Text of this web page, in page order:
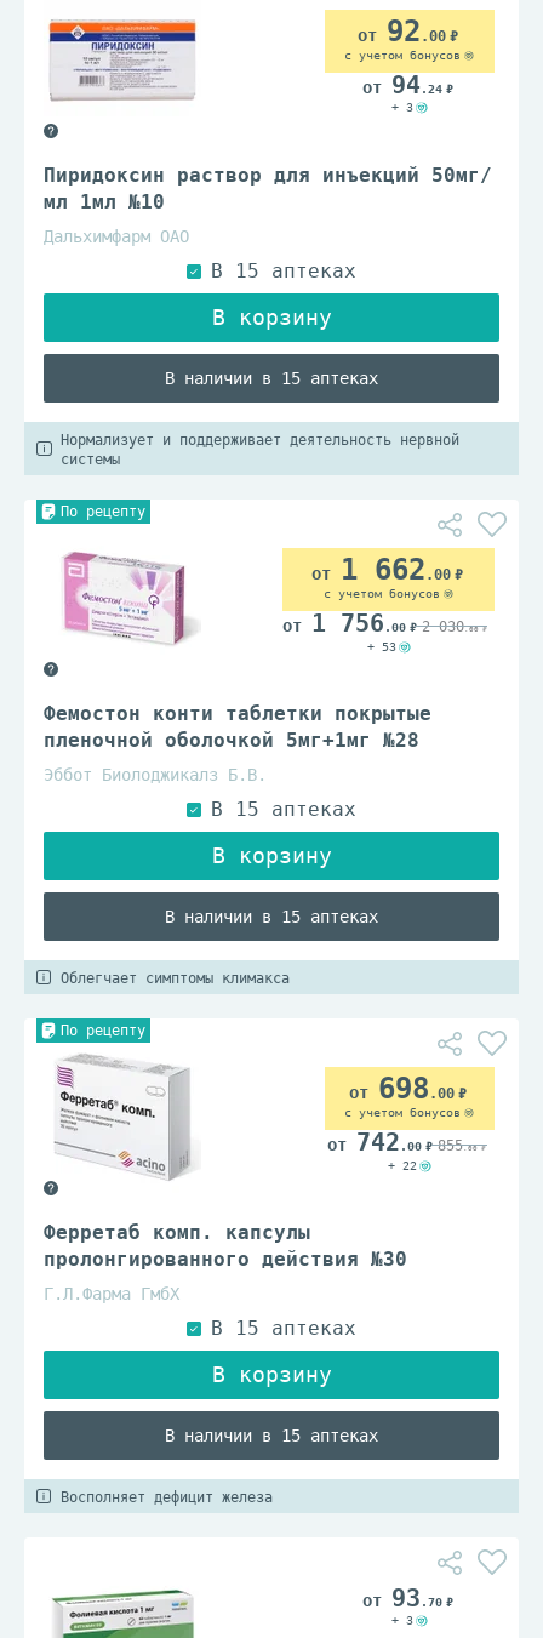
Пиридоксин раствор для инъекций 50мг/
мл 1мл №10
Дальхимфарм ОАО
В наличии в 15 аптеках
92 .00
с учетом бонусов
94.24
+ 3
Нормализует и поддерживает деятельность нервной
системы
По рецепту
Фемостон конти таблетки покрытые
пленочной оболочкой 5мг+1мг №28
Эббот Биолоджикалз Б.В.
В наличии в 15 аптеках
1 662 .00
с учетом бонусов
1 756 .00 2 030.00
+ 53
Облегчает симптомы климакса
По рецепту
Ферретаб комп. капсулы
пролонгированного действия №30
Г.Л.Фарма ГмбХ
В наличии в 15 аптеках
698 .00
с учетом бонусов
742 .00 855.00
+ 22
Восполняет дефицит железа
93 .70
+ 3